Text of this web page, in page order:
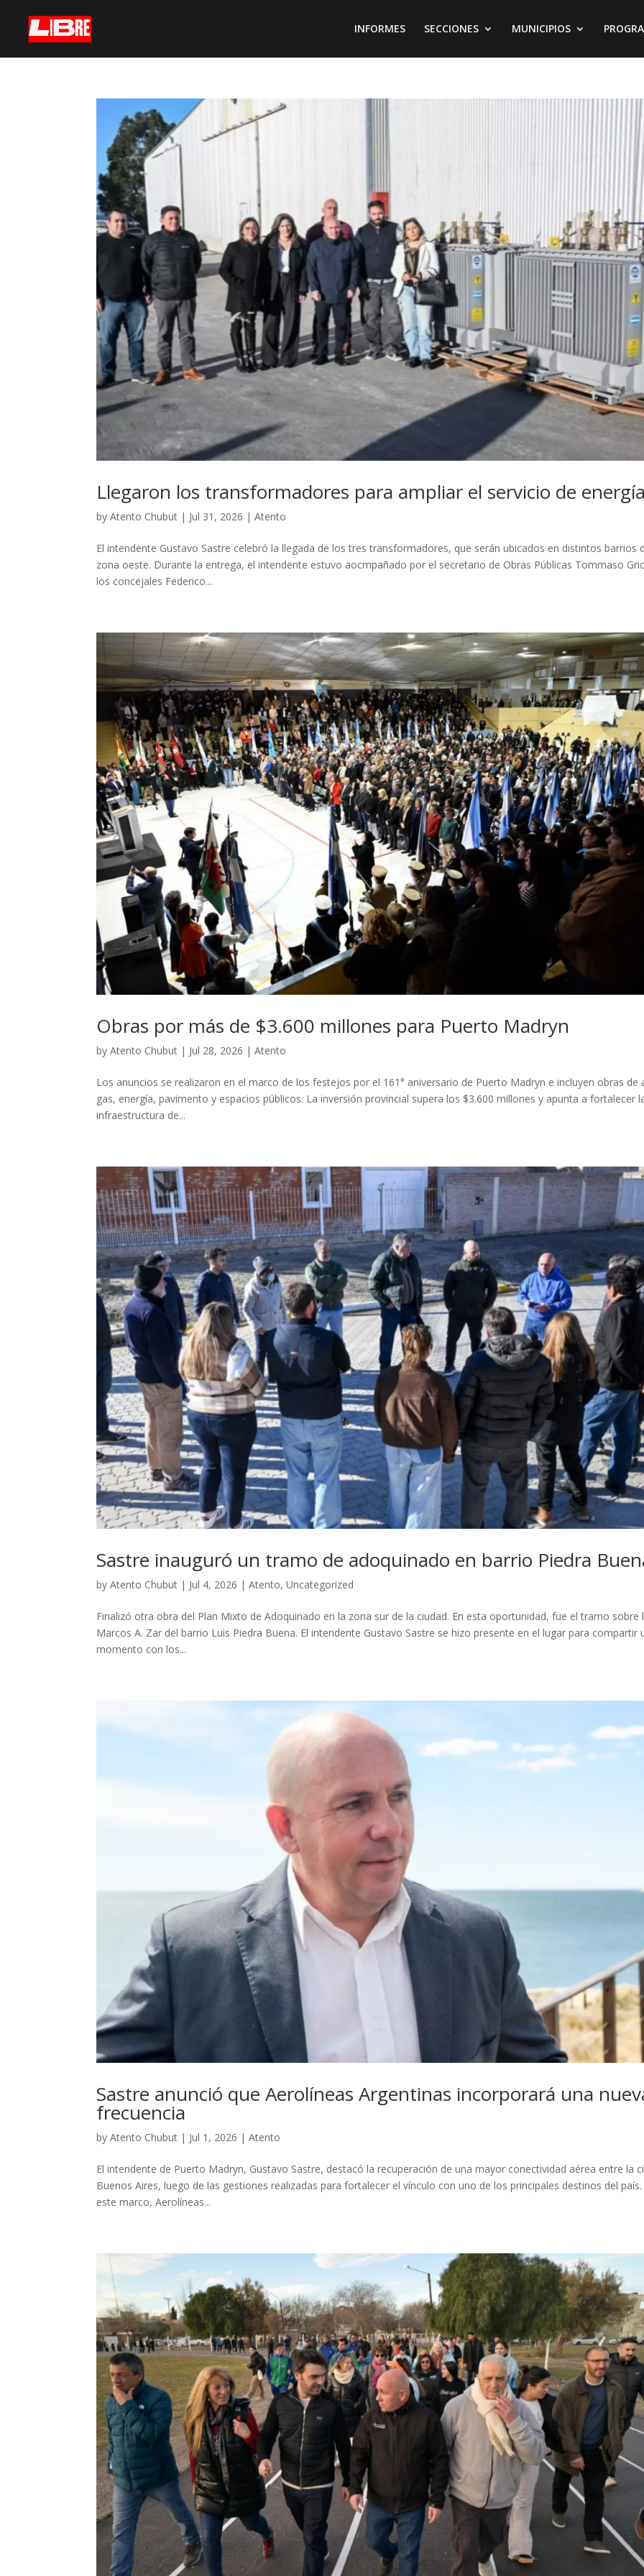
INFORMES SECCIONES MUNICIPIOS
Llegaron los transformadores para ampliar el servicio de
byAtento Chubut | Jul 31, 2026 |Atento
El intendente Gustavo Sastre celebró la llegada de los tres transformadores, que serán ubicados en distintos barrios
zona oeste. Durante la entrega, el intendente estuvo aocmpañado por el secretario de Obras Públicas Tommaso
los concejales Federico...
Obras por más de $3.600 millones para Puerto Madryn
byAtento Chubut | Jul 28, 2026 |Atento
Los anuncios se realizaron en el marco de los festejos por el 161° aniversario de Puerto Madryn e incluyen obras de
gas, energía, pavimento y espacios públicos. La inversión provincial supera los $3.600 millones y apunta a fortalecer
infraestructura de...
Sastre inauguró un tramo de adoquinado en barrio Piedra
byAtento Chubut | Jul 4, 2026 |Atento,Uncategorized
Finalizó otra obra del Plan Mixto de Adoquinado en la zona sur de la ciudad. En esta oportunidad, fue el tramo sobre
Marcos A. Zar del barrio Luis Piedra Buena. El intendente Gustavo Sastre se hizo presente en el lugar para compartir
momento con los...
Sastre anunció que Aerolíneas Argentinas incorporará una
frecuencia
byAtento Chubut | Jul 1, 2026 |Atento
El intendente de Puerto Madryn, Gustavo Sastre, destacó la recuperación de una mayor conectividad aérea entre la
Buenos Aires, luego de las gestiones realizadas para fortalecer el vínculo con uno de los principales destinos del país.
este marco, Aerolíneas...